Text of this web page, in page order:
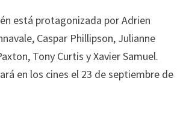
está protagonizada por Adrien
Caspar Phillipson, Julianne
Tony Curtis y Xavier Samuel.
en los cines el 23 de septiembre de